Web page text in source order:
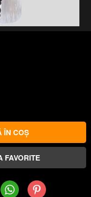
WhatsAppPinterest